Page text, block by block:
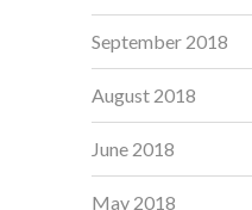
September 2018
August 2018
June 2018
May 2018